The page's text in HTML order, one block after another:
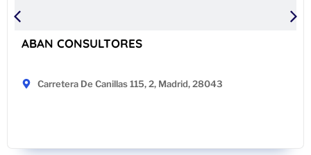
ABAN CONSULTORES
Carretera De Canillas 115, 2, Madrid, 28043